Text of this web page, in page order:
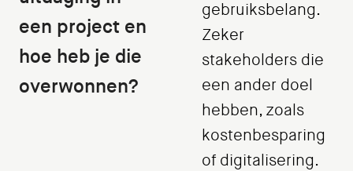
een project en
hoe heb je die
overwonnen?
gebruiksbelang.
Zeker
stakeholders die
een ander doel
hebben, zoals
kostenbesparing
of digitalisering.